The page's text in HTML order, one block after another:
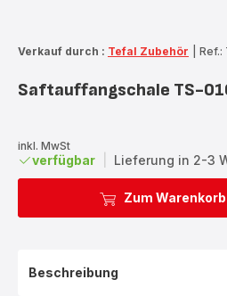
Verkauf durch : Tefal Zubehör Ref.:
Saftauffangschale TS-
inkl. MwSt
verfügbar Lieferung in 2-3
Zum
Beschreibung